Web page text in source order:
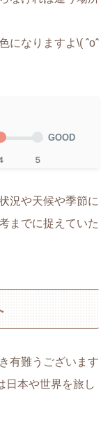
になりますよ\( ˆoˆ
５
GOOD
況や天候や季節に
までに捉えていた
有難うございます
日本や世界を旅し